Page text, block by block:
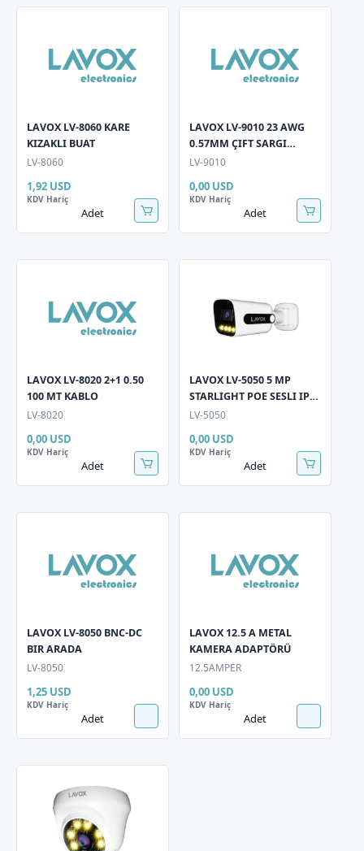
LAVOX LV-8060 KARE
KIZAKLI BUAT
LV-8060
1,92 USD
KDV Hariç
Adet
LAVOX LV-9010 23 AWG
0.57MM ÇIFT SARGI
OUTDOOR CAT 6
LV-9010
0,00 USD
KDV Hariç
Adet
LAVOX LV-8020 2+1 0.50
100 MT KABLO
LV-8020
0,00 USD
KDV Hariç
Adet
LAVOX LV-5050 5 MP
STARLIGHT POE SESLI IP
BULLET KAMERA
LV-5050
0,00 USD
KDV Hariç
Adet
LAVOX LV-8050 BNC-DC
BIR ARADA
LV-8050
1,25 USD
KDV Hariç
Adet
LAVOX 12.5 A METAL
KAMERA ADAPTÖRÜ
12.5AMPER
0,00 USD
KDV Hariç
Adet